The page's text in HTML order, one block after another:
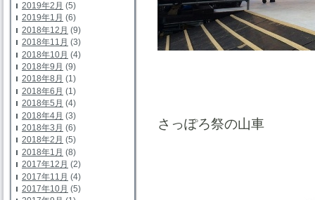
2019年2月 (5)
2019年1月 (6)
2018年12月 (9)
2018年11月 (3)
2018年10月 (4)
2018年9月 (9)
2018年8月 (1)
2018年6月 (1)
2018年5月 (4)
2018年4月 (3)
2018年3月 (6)
2018年2月 (5)
2018年1月 (8)
2017年12月 (2)
2017年11月 (4)
2017年10月 (5)
さっぽろ祭の山車